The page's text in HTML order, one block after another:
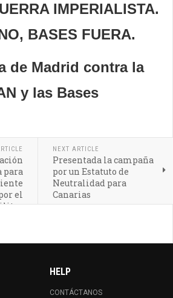
IMPERIALISTA.
BASES FUERA.
de Madrid contra la
y las Bases
el
NEXT ARTICLE
Presentada la campaña
por un Estatuto de
Neutralidad para
Canarias
HELP
CONTÁCTANOS